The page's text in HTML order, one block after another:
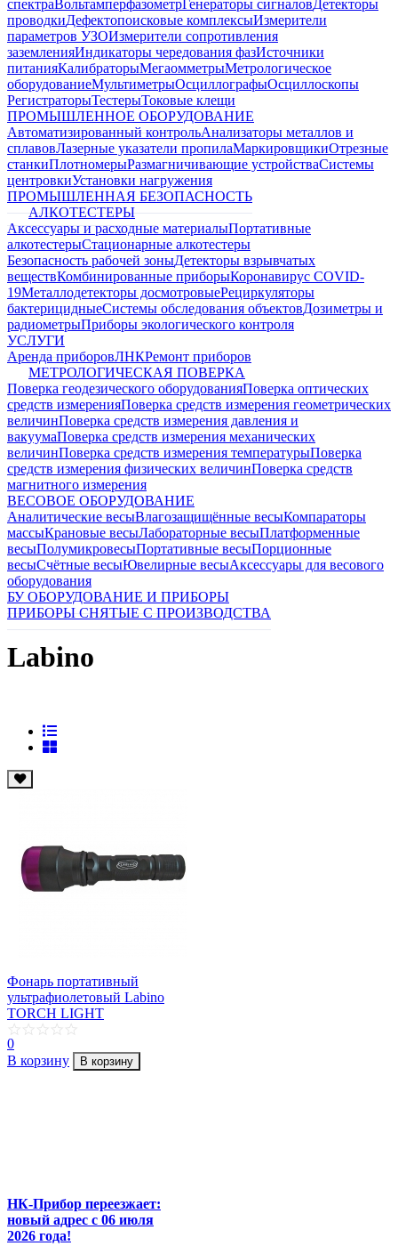
спектра Вольтамперфазометр Генераторы сигналовДетекторы
проводкиДефектопоисковые комплексыИзмерители
параметров УЗОИзмерители сопротивления
заземленияИндикаторы чередования фазИсточники
питанияКалибраторыМегаомметрыМетрологическое
оборудованиеМультиметрыОсциллографыОсциллоскопы
РегистраторыТестерыТоковые клещи
ПРОМЫШЛЕННОЕ ОБОРУДОВАНИЕ
Автоматизированный контрольАнализаторы металлов и
сплавовЛазерные указатели пропилаМаркировщикиОтрезные
станкиПлотномерыРазмагничивающие устройстваСистемы
центровкиУстановки нагружения
ПРОМЫШЛЕННАЯ БЕЗОПАСНОСТЬ
АЛКОТЕСТЕРЫ
Аксессуары и расходные материалыПортативные
алкотестерыСтационарные алкотестеры
Безопасность рабочей зоныДетекторы взрывчатых
веществКомбинированные приборыКоронавирус COVID-
19Металлодетекторы досмотровыеРециркуляторы
бактерицидныеСистемы обследования объектовДозиметры и
радиометрыПриборы экологического контроля
УСЛУГИ
Аренда приборовЛНКРемонт приборов
МЕТРОЛОГИЧЕСКАЯ ПОВЕРКА
Поверка геодезического оборудованияПоверка оптических
средств измеренияПоверка средств измерения геометрических
величинПоверка средств измерения давления и
вакуумаПоверка средств измерения механических
величинПоверка средств измерения температурыПоверка
средств измерения физических величинПоверка средств
магнитного измерения
ВЕСОВОЕ ОБОРУДОВАНИЕ
Аналитические весыВлагозащищённые весыКомпараторы
массыКрановые весыЛабораторные весыПлатформенные
весыПолумикровесыПортативные весыПорционные
весыСчётные весыЮвелирные весыАксессуары для весового
оборудования
БУ ОБОРУДОВАНИЕ И ПРИБОРЫ
ПРИБОРЫ СНЯТЫЕ С ПРОИЗВОДСТВА
Labino
Фонарь портативный
ультрафиолетовый Labino
TORCH LIGHT
0
В корзину
В корзину
НК-Прибор переезжает:
новый адрес с 06 июля
2026 года!